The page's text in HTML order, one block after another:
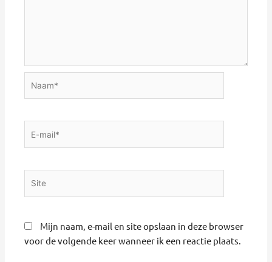
Mijn naam, e-mail en site opslaan in deze browser
voor de volgende keer wanneer ik een reactie plaats.